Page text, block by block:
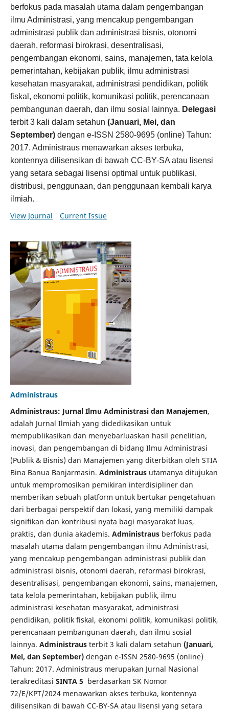
berfokus pada masalah utama dalam pengembangan
ilmu Administrasi, yang mencakup pengembangan
administrasi publik dan administrasi bisnis, otonomi
daerah, reformasi birokrasi, desentralisasi,
pengembangan ekonomi, sains, manajemen, tata kelola
pemerintahan, kebijakan publik, ilmu administrasi
kesehatan masyarakat, administrasi pendidikan, politik
fiskal, ekonomi politik, komunikasi politik, perencanaan
pembangunan daerah, dan ilmu sosial lainnya. Delegasi
terbit 3 kali dalam setahun (Januari, Mei, dan
September)dengan e-ISSN 2580-9695 (online) Tahun:
2017. Administraus menawarkan akses terbuka,
kontennya dilisensikan di bawah CC-BY-SA atau lisensi
yang setara sebagai lisensi optimal untuk publikasi,
distribusi, penggunaan, dan penggunaan kembali karya
ilmiah.
View Journal Current Issue
Administraus
Administraus: Jurnal Ilmu Administrasi dan Manajemen,
adalah Jurnal Ilmiah yang didedikasikan untuk
mempublikasikan dan menyebarluaskan hasil penelitian,
inovasi, dan pengembangan di bidang Ilmu Administrasi
(Publik & Bisnis) dan Manajemen yang diterbitkan oleh STIA
Bina Banua Banjarmasin. Administrausutamanya ditujukan
untuk mempromosikan pemikiran interdisipliner dan
memberikan sebuah platform untuk bertukar pengetahuan
dari berbagai perspektif dan lokasi, yang memiliki dampak
signifikan dan kontribusi nyata bagi masyarakat luas,
praktis, dan dunia akademis. Administrausberfokus pada
masalah utama dalam pengembangan ilmu Administrasi,
yang mencakup pengembangan administrasi publik dan
administrasi bisnis, otonomi daerah, reformasi birokrasi,
desentralisasi, pengembangan ekonomi, sains, manajemen,
tata kelola pemerintahan, kebijakan publik, ilmu
administrasi kesehatan masyarakat, administrasi
pendidikan, politik fiskal, ekonomi politik, komunikasi politik,
perencanaan pembangunan daerah, dan ilmu sosial
lainnya. Administrausterbit 3 kali dalam setahun (Januari,
Mei, dan September)dengan e-ISSN 2580-9695 (online)
Tahun: 2017. Administraus merupakan Jurnal Nasional
terakreditasi SINTA 5 berdasarkan SK Nomor
72/E/KPT/2024 menawarkan akses terbuka, kontennya
dilisensikan di bawah CC-BY-SA atau lisensi yang setara